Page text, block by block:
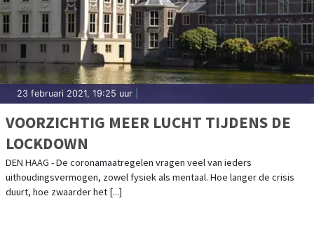
23 februari 2021, 19:25 uur
VOORZICHTIG MEER LUCHT TIJDENS DE
LOCKDOWN
DEN HAAG - De coronamaatregelen vragen veel van ieders
uithoudingsvermogen, zowel fysiek als mentaal. Hoe langer de crisis
duurt, hoe zwaarder het [...]